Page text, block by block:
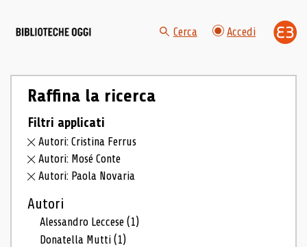
Cerca Accedi
Raffina la ricerca
Filtri applicati
Autori: Cristina Ferrus
Autori: Mosé Conte
Autori: Paola Novaria
Autori
Alessandro Leccese(1)
Donatella Mutti(1)